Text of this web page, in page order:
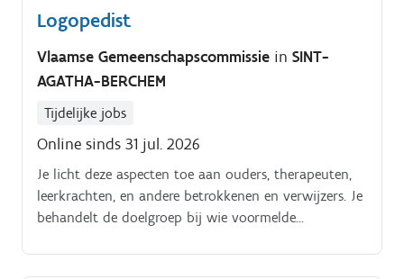
Logopedist
Vlaamse Gemeenschapscommissie in SINT-
AGATHA-BERCHEM
Tijdelijke jobs
Online sinds 31 jul. 2026
Je licht deze aspecten toe aan ouders, therapeuten,
leerkrachten, en andere betrokkenen en verwijzers. Je
behandelt de doelgroep bij wie voormelde